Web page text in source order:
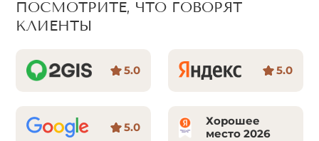
ПОСМОТРИТЕ, ЧТО ГОВОРЯТ
КЛИЕНТЫ
5.0 5.0
5.0
Хорошее
место 2026